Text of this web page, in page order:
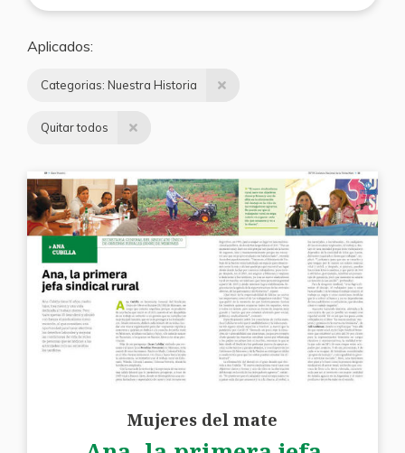
Aplicados
Categorias: Nuestra Historia
Quitar todos
Mujeres del mate